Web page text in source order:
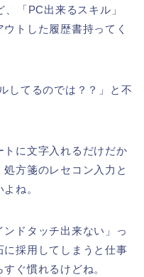
「PC出来るスキル」
トした履歴書持ってく
してるのでは？？」と不
に文字入れるだけだか
方箋のレセコン入力と
ね。
ドタッチ出来ない」っ
採用してしまうと仕事
ぐ慣れるけどね。